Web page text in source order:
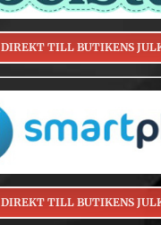
DIREKT TILL BUTIKENS
DIREKT TILL BUTIKENS